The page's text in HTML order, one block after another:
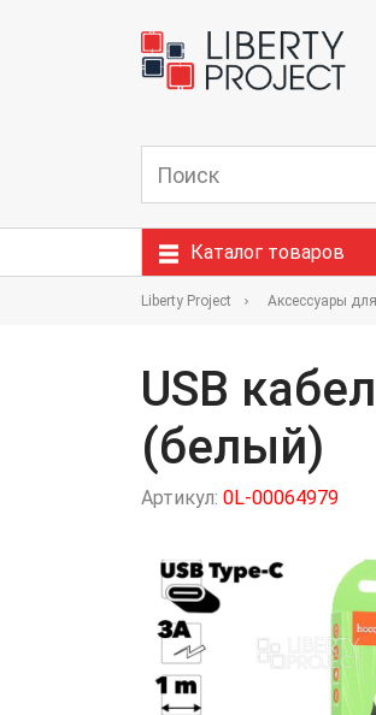
Каталог товаров
Liberty Project Аксессуары
USB
(белый)
Артикул: 0L-00064979